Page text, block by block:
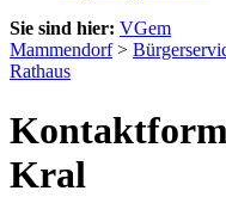
Sie sind hier: VGem
Mammendorf>
Rathaus
Kral